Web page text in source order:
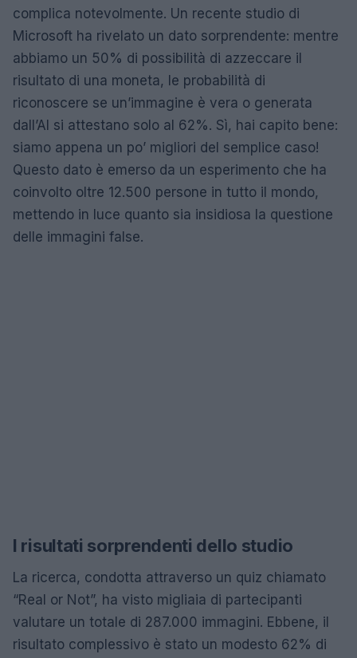
complica notevolmente. Un recente studio di
Microsoft ha rivelato un dato sorprendente: mentre
abbiamo un 50% di possibilità di azzeccare il
risultato di una moneta, le probabilità di
riconoscere se un’immagine è vera o generata
dall’AI si attestano solo al 62%. Sì, hai capito bene:
siamo appena un po’ migliori del semplice caso!
Questo dato è emerso da un esperimento che ha
coinvolto oltre 12.500 persone in tutto il mondo,
mettendo in luce quanto sia insidiosa la questione
delle immagini false.
I risultati sorprendenti dello studio
La ricerca, condotta attraverso un quiz chiamato
“Real or Not”, ha visto migliaia di partecipanti
valutare un totale di 287.000 immagini. Ebbene, il
risultato complessivo è stato un modesto 62% di